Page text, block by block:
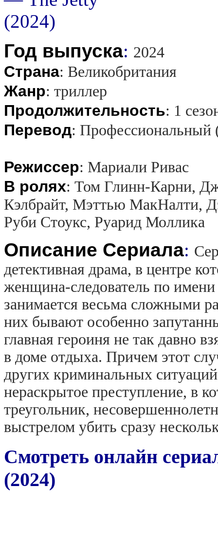
Год выпуска: 2024
Страна: Великобритания
Жанр: триллер
Продолжительность: 1
Перевод: Профессиональный
Режиссер: Мариали Ривас
В ролях: Том Глинн-Карни,
Кэлбрайт, Мэттью МакНалти,
Руби Стоукс, Руарид Моллика
Описание Сериала:
детективная драма, в центре
женщина-следователь по
занимается весьма сложными
них бывают особенно
главная героиня не так давно
в доме отдыха. Причем этот
других криминальных
нераскрытое преступление, в
треугольник,
выстрелом убить сразу
Смотреть онлайн
(2024)